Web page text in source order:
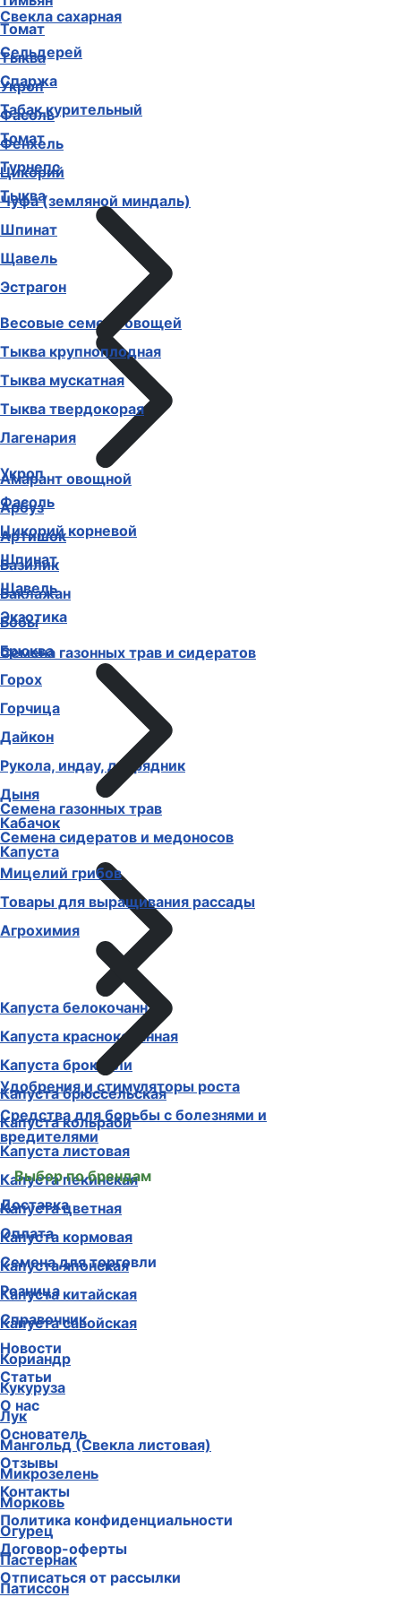
Томат
Тыква
Укроп
Фасоль
Фенхель
Цикорий
Чуфа (земляной миндаль)
Шпинат
Щавель
Эстрагон
Весовые семена овощей
Амарант овощной
Арбуз
Артишок
Базилик
Баклажан
Бобы
Брюква
Горох
Горчица
Дайкон
Рукола, индау, двурядник
Дыня
Кабачок
Капуста
Капуста белокочанная
Капуста краснокочанная
Капуста брокколи
Капуста брюссельская
Капуста кольраби
Капуста листовая
Капуста пекинская
Капуста цветная
Капуста кормовая
Капуста японская
Капуста китайская
Капуста савойская
Кориандр
Кукуруза
Лук
Мангольд (Свекла листовая)
Микрозелень
Морковь
Огурец
Пастернак
Патиссон
Свекла сахарная
Сельдерей
Спаржа
Табак курительный
Томат
Турнепс
Тыква
Тыква крупноплодная
Тыква мускатная
Тыква твердокорая
Лагенария
Укроп
Фасоль
Цикорий корневой
Шпинат
Щавель
Экзотика
Семена газонных трав и сидератов
Семена газонных трав
Семена сидератов и медоносов
Мицелий грибов
Товары для выращивания рассады
Агрохимия
Удобрения и стимуляторы роста
Средства для борьбы с болезнями и
вредителями
Выбор по брендам
Доставка
Оплата
Семена для торговли
Розница
Справочник
Новости
Статьи
О нас
Основатель
Отзывы
Контакты
Политика конфиденциальности
Договор-оферты
Отписаться от рассылки